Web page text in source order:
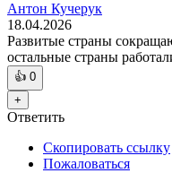
Антон Кучерук
18.04.2026
Развитые страны
остальные страны
👍 0
+
Ответить
Скопировать ссылку
Пожаловаться